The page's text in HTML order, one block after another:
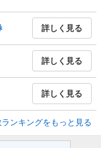
詳しく見る
詳しく見る
詳しく見る
ンキングをもっと見る